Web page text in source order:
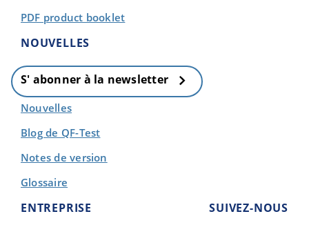
PDF product booklet
NOUVELLES
S' abonner à la newsletter
Nouvelles
Blog de QF-Test
Notes de version
Glossaire
ENTREPRISE SUIVEZ-NOUS